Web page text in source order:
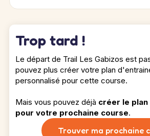
Trop tard !
Le départ de Trail Les Gabizos est
pouvez plus créer votre plan
personnalisé pour cette course.
Mais vous pouvez déjà créer le
pour votre prochaine course.
Trouver ma prochaine